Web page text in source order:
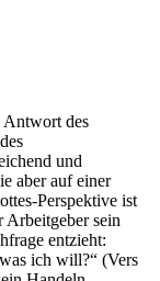
Antwort des
und
aber auf einer
Perspektive ist
Arbeitgeber sein
entzieht:
ich will?“ (Vers